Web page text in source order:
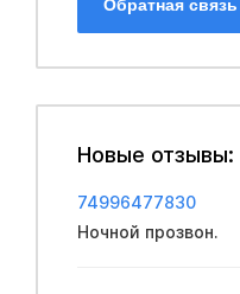
Обратная связь
Новые отзывы:
74996477830
Ночной прозвон.